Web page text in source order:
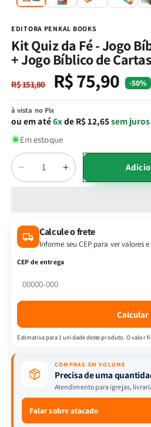
janela
EDITORA PENKAL BOOKS
Kit Quiz da Fé - Jogo
+ Jogo Bíblico de
Preço
normal
R$ 151,80
Preço
promocional
R$ 75,90 -50%
à vista no Pix
ou em até6xde R$ 12,65sem juros
Em estoque
Quantidade
Diminuir
a
Quiz
da
Fé
Jogo
+
de
Cartas
Quem
Sou
Aumentar
a
Quiz
da
+
de
Cartas
Quem
Calcule o frete
Informe seu CEP para ver valores
CEP de entrega
Calcular
Estimativa para 1 unidade deste produto. O valor
COMPRAS EM VOLUME
Precisa de uma
Atendimento para igrejas,
Falar sobre atacado